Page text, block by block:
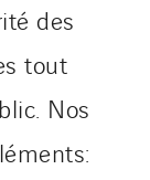
des
tout
Nos